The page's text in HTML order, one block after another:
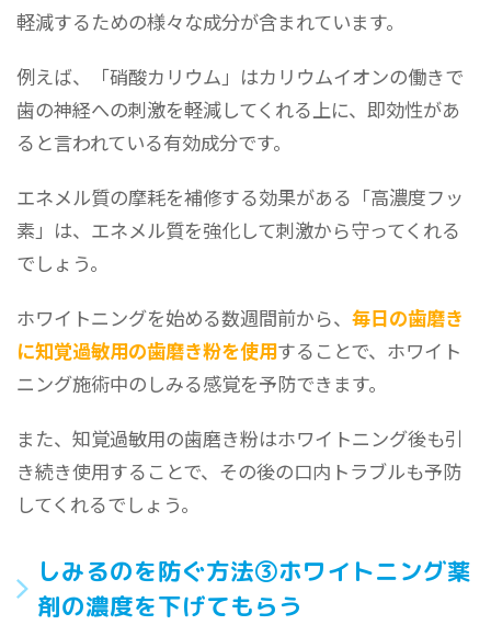
軽減するための様々な成分が含まれています。
例えば、「硝酸カリウム」はカリウムイオンの働きで
歯の神経への刺激を軽減してくれる上に、即効性があ
ると言われている有効成分です。
エネメル質の摩耗を補修する効果がある「高濃度フッ
素」は、エネメル質を強化して刺激から守ってくれる
でしょう。
ホワイトニングを始める数週間前から、毎日の歯磨き
に知覚過敏用の歯磨き粉を使用することで、ホワイト
ニング施術中のしみる感覚を予防できます。
また、知覚過敏用の歯磨き粉はホワイトニング後も引
き続き使用することで、その後の口内トラブルも予防
してくれるでしょう。
しみるのを防ぐ方法③ホワイトニング薬
剤の濃度を下げてもらう